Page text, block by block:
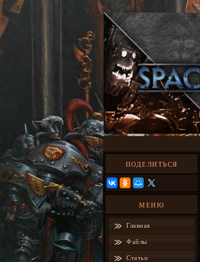
ПОДЕЛИТЬСЯ
МЕНЮ
Главная
Файлы
Статьи